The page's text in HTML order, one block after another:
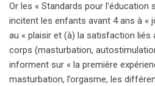
Or les « Standards pour l’éducation
incitent les enfants avant 4 ans à «
au « plaisir et (à) la satisfaction liés
corps (masturbation,
informent sur « la première
masturbation, l’orgasme, les